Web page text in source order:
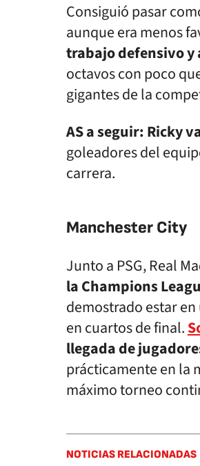
Consiguió pasar
aunque era menos
trabajo defensivo y
octavos con poco
gigantes de la
AS a seguir: Ricky
goleadores del
carrera.
Manchester City
Junto a PSG, Real
la Champions
demostrado estar
en cuartos de final.
llegada de
prácticamente en la
máximo torneo
NOTICIAS RELACIONADAS